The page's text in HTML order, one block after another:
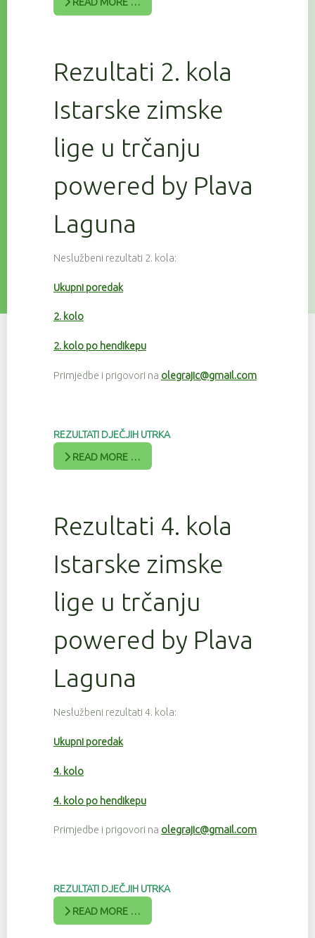
READ MORE …
Rezultati 2. kola
Istarske zimske
lige u trčanju
powered by Plava
Laguna
Neslužbeni rezultati 2. kola:
Ukupni poredak
2. kolo
2. kolo po hendikepu
Primjedbe i prigovori na olegrajic@gmail.com
REZULTATI DJEČJIH UTRKA
READ MORE …
Rezultati 4. kola
Istarske zimske
lige u trčanju
powered by Plava
Laguna
Neslužbeni rezultati 4. kola:
Ukupni poredak
4. kolo
4. kolo po hendikepu
Primjedbe i prigovori na olegrajic@gmail.com
REZULTATI DJEČJIH UTRKA
READ MORE …